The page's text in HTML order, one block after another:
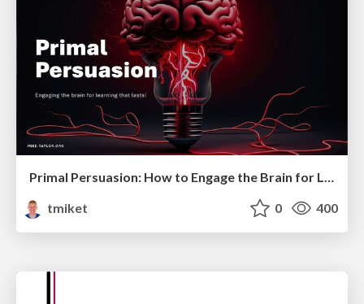
Primal Persuasion: How to Engage the Brain for Learning That Lasts
tmiket
0 400